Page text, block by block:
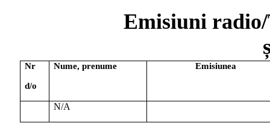
Emisiuni
Nr
d/o
Nume, prenume Emisiunea
N/A